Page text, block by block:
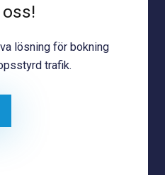
lösning för bokning
trafik.